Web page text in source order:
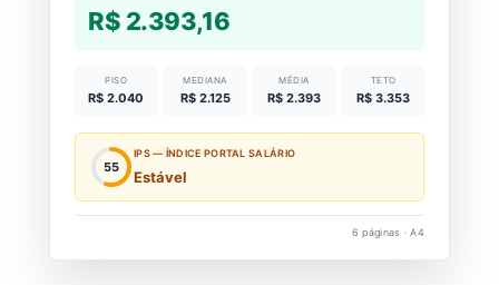
R$ 2.393,16
PISO
R$ 2.040
MEDIANA
R$ 2.125
MÉDIA
R$ 2.393
TETO
R$ 3.353
55
IPS — ÍNDICE PORTAL SALÁRIO
Estável
6 páginas · A4